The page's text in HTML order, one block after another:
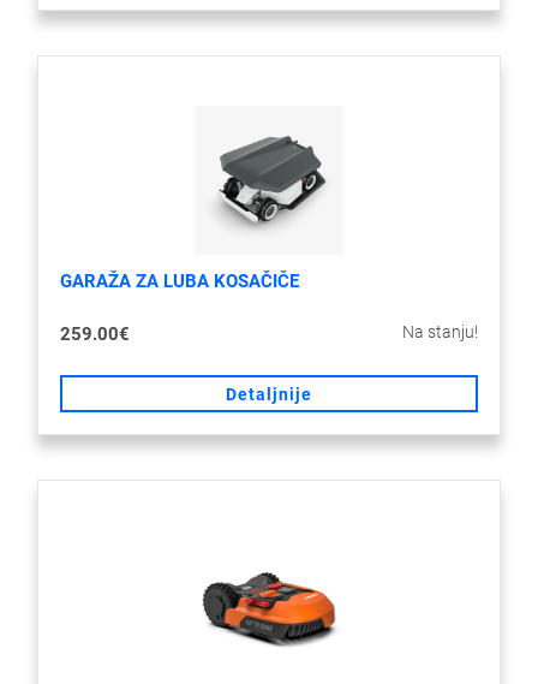
GARAŽA ZA LUBA KOSAČIČE
259.00€ Na stanju!
Detaljnije